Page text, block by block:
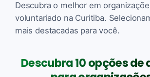
Descubra o melhor em
voluntariado na Curitiba.
mais destacadas para você.
Descubra 10 opções de